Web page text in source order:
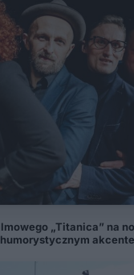
„Titanica” na